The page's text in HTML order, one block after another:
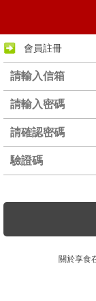
會員註冊
關於享食